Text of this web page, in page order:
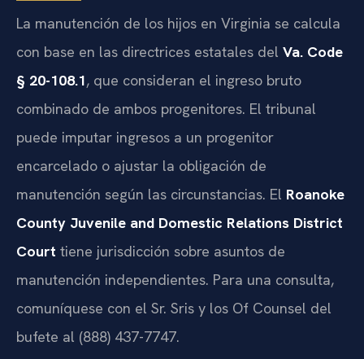
La manutención de los hijos en Virginia se calcula
con base en las directrices estatales del Va. Code
§ 20-108.1, que consideran el ingreso bruto
combinado de ambos progenitores. El tribunal
puede imputar ingresos a un progenitor
encarcelado o ajustar la obligación de
manutención según las circunstancias. El Roanoke
County Juvenile and Domestic Relations District
Court tiene jurisdicción sobre asuntos de
manutención independientes. Para una consulta,
comuníquese con el Sr. Sris y los Of Counsel del
bufete al (888) 437-7747.